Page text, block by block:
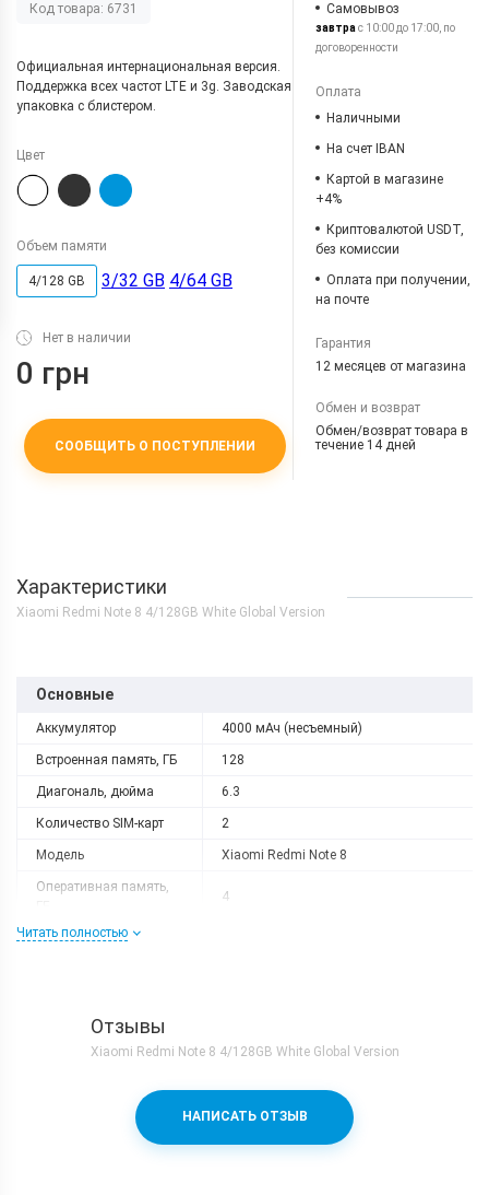
Код товара: 6731
Официальная интернациональная версия.
Поддержка всех частот LTE и 3g. Заводская
упаковка с блистером.
Цвет
Объем памяти
4/128 GB 3/32 GB 4/64 GB
Нет в наличии
0 грн
СООБЩИТЬ О ПОСТУПЛЕНИИ
Самовывоз
завтрас 10:00 до 17:00, по
договоренности
Оплата
Наличными
На счет IBAN
Картой в магазине
+4%
Криптовалютой USDT,
без комиссии
Оплата при получении,
на почте
Гарантия
12 месяцев от магазина
Обмен и возврат
Обмен/возврат товара в
течение 14 дней
Характеристики
Xiaomi Redmi Note 8 4/128GB White Global Version
Основные
Аккумулятор 4000 мАч (несъемный)
Встроенная память, ГБ 128
Диагональ, дюйма 6.3
Количество SIM-карт 2
Модель Xiaomi Redmi Note 8
Оперативная память,
4
Разрешение
Процессор
Qualcomm Snapdragon 665 + Adreno
610
Читать полностью
Отзывы
Xiaomi Redmi Note 8 4/128GB White Global Version
НАПИСАТЬ ОТЗЫВ